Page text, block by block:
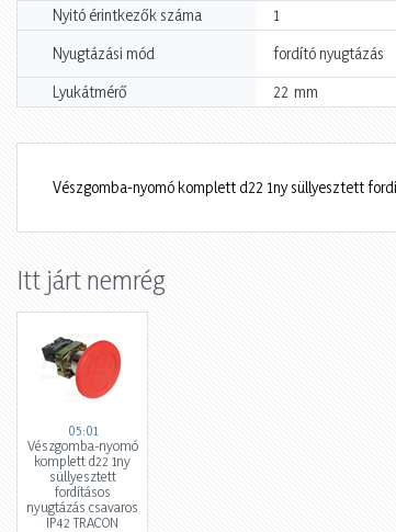
Nyitó érintkezők száma 1
Nyugtázási mód fordító nyugtázás
Lyukátmérő 22 mm
Vészgomba-nyomó komplett d22 1ny süllyesztett
Itt járt nemrég
05:01
Vészgomba-nyomó
komplett d22 1ny
süllyesztett
fordításos
nyugtázás csavaros
IP42 TRACON